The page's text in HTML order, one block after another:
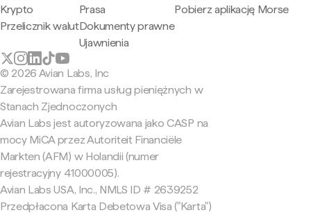
Krypto
Przelicznik walut
Prasa
Dokumenty prawne
Ujawnienia
Pobierz aplikację Morse
© 2026 Avian Labs, Inc
Zarejestrowana firma usług pieniężnych w
Stanach Zjednoczonych
Avian Labs jest autoryzowana jako CASP na
mocy MiCA przez Autoriteit Financiële
Markten (AFM) w Holandii (numer
rejestracyjny 41000005).
Avian Labs USA, Inc., NMLS ID # 2639252
Przedpłacona Karta Debetowa Visa ("Karta")